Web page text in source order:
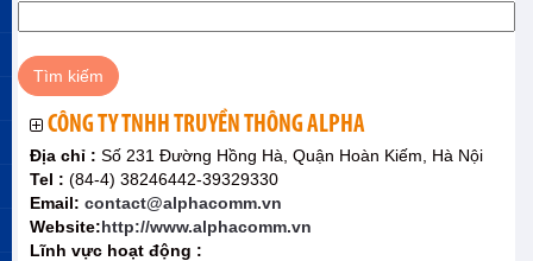
CÔNG TY TNHH TRUYỀN THÔNG ALPHA
Địa chỉ : Số 231 Đường Hồng Hà, Quận Hoàn Kiếm, Hà Nội
Tel : (84-4) 38246442-39329330
Email: contact@alphacomm.vn
Website:http://www.alphacomm.vn
Lĩnh vực hoạt động :